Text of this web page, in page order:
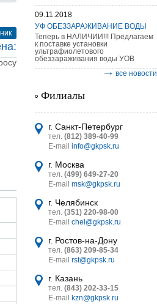
09.11.2018
УФ ОБЕЗЗАРАЖИВАНИЕ ВОДЫ
Теперь в НАЛИЧИИ!!! Предлагаем
к поставке установки
ультрафиолетового
обеззараживания воды УОВ
все новости
Филиалы
г. Санкт-Петербург
тел. (812) 389-40-99
E-mail info@gkpsk.ru
г. Москва
тел. (499) 649-27-20
E-mail msk@gkpsk.ru
г. Челябинск
тел. (351) 220-98-00
E-mail chel@gkpsk.ru
г. Ростов-на-Дону
тел. (863) 209-85-34
E-mail rst@gkpsk.ru
г. Казань
тел. (843) 202-33-15
E-mail
kzn@gkpsk.ru